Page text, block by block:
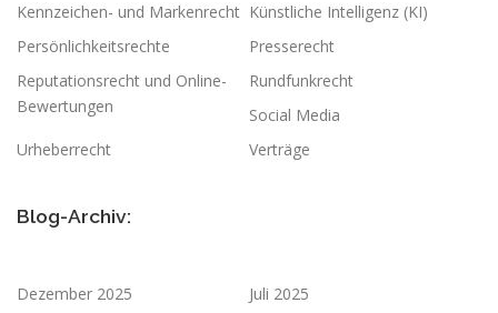
Kennzeichen- und Markenrecht Künstliche Intelligenz (KI)
Persönlichkeitsrechte
Presserecht
Reputationsrecht und Online-
Bewertungen
Rundfunkrecht
Social Media
Urheberrecht
Verträge
Blog-Archiv:
Dezember 2025 Juli 2025